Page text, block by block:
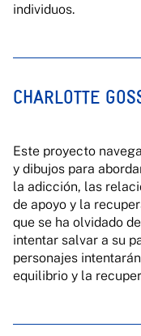
individuos.
CHARLOTTE
Este proyecto
y dibujos para
la adicción, las
de apoyo y la
que se ha olvidado
intentar salvar a su
personajes
equilibrio y la